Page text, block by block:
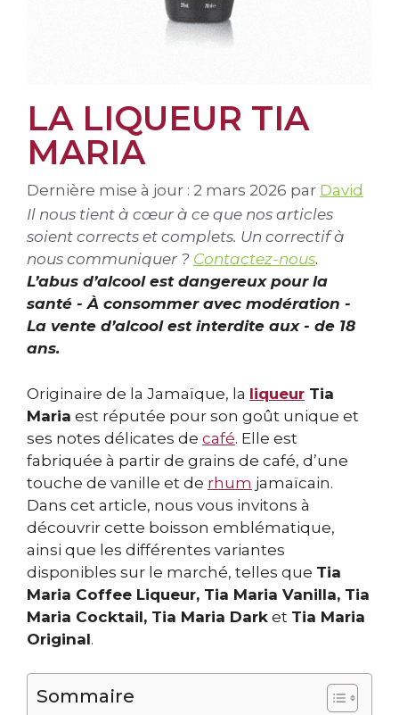
LA LIQUEUR TIA
MARIA
Dernière mise à jour : 2 mars 2026 par David
Il nous tient à cœur à ce que nos articles
soient corrects et complets. Un correctif à
nous communiquer ? Contactez-nous.
L’abus d’alcool est dangereux pour la
santé - À consommer avec modération -
La vente d’alcool est interdite aux - de 18
ans.
Originaire de la Jamaïque, la liqueur Tia
Maria est réputée pour son goût unique et
ses notes délicates de café. Elle est
fabriquée à partir de grains de café, d’une
touche de vanille et de rhum jamaïcain.
Dans cet article, nous vous invitons à
découvrir cette boisson emblématique,
ainsi que les différentes variantes
disponibles sur le marché, telles que Tia
Maria Coffee Liqueur, Tia Maria Vanilla, Tia
Maria Cocktail, Tia Maria Dark et Tia Maria
Original.
Sommaire